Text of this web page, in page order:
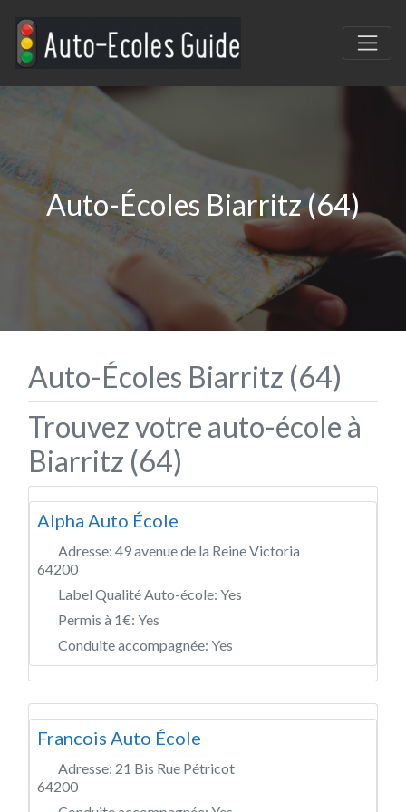
Auto-Écoles Biarritz (64)
Auto-Écoles Biarritz (64)
Trouvez votre auto-école à
Biarritz (64)
Alpha Auto École
Adresse: 49 avenue de la Reine Victoria
64200
Label Qualité Auto-école: Yes
Permis à 1€: Yes
Conduite accompagnée: Yes
Francois Auto École
Adresse: 21 Bis Rue Pétricot
64200